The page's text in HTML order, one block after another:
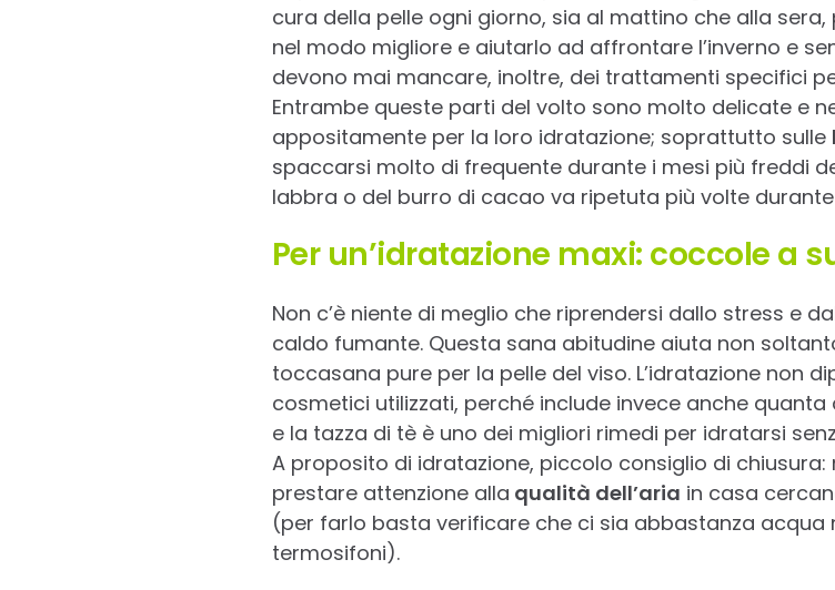
cura della pelle ogni giorno, sia al mattino che alla
nel modo migliore e aiutarlo ad affrontare l’inverno e
devono mai mancare, inoltre, dei trattamenti specifici
Entrambe queste parti del volto sono molto delicate e
appositamente per la loro idratazione; soprattutto sulle
spaccarsi molto di frequente durante i mesi più freddi
labbra o del burro di cacao va ripetuta più volte
Per un’idratazione maxi: coccole a
Non c’è niente di meglio che riprendersi dallo stress e
caldo fumante. Questa sana abitudine aiuta non
toccasana pure per la pelle del viso. L’idratazione non
cosmetici utilizzati, perché include invece anche
e la tazza di tè è uno dei migliori rimedi per idratarsi
A proposito di idratazione, piccolo consiglio di
prestare attenzione alla qualità dell’aria in casa
(per farlo basta verificare che ci sia abbastanza
termosifoni).